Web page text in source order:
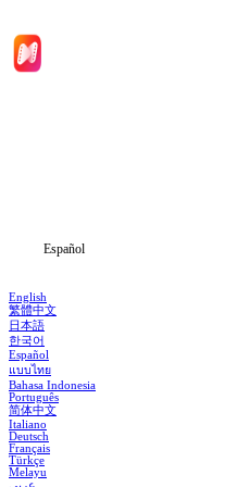
Español
English
繁體中文
日本語
한국어
Español
แบบไทย
Bahasa Indonesia
Português
简体中文
Italiano
Deutsch
Français
Türkçe
Melayu